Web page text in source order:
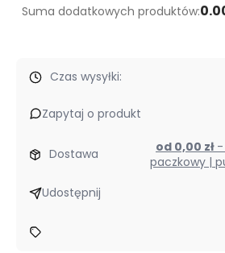
Suma dodatkowych produktów:
Czas wysyłki:
Zapytaj o produkt
Dostawa od 0,00 zł - DPD Pickup (automat
Udostępnij